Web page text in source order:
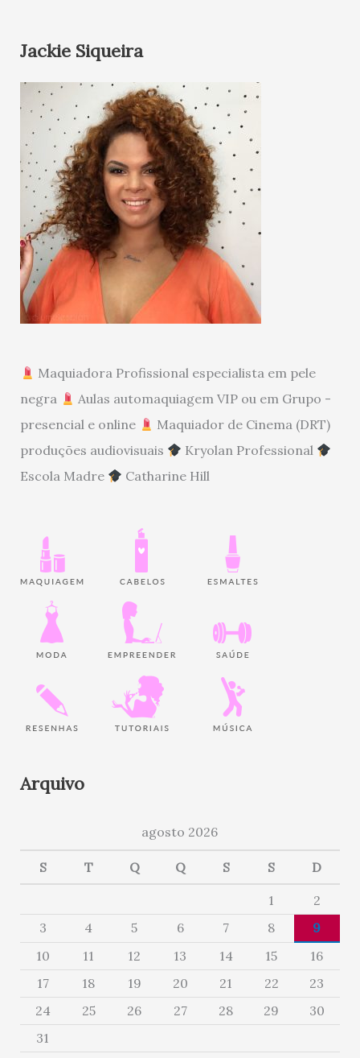
Jackie Siqueira
Maquiadora Profissional especialista em pele
negra
Aulas automaquiagem VIP ou em Grupo -
presencial e online
Maquiador de Cinema (DRT)
produções audiovisuais
Kryolan Professional
Escola Madre
Catharine Hill
Arquivo
agosto 2026
S T Q Q S S D
1
2
3
4 5 6 7 8
9
10
11 12 13 14 15
16
17
18 19 20 21 22
23
24
25 26 27 28 29
30
31